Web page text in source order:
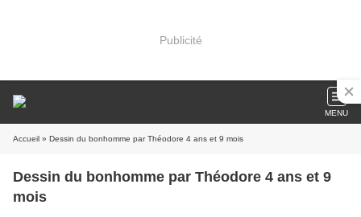
Publicité
MENU
Accueil » Dessin du bonhomme par Théodore 4 ans et 9 mois
Dessin du bonhomme par Théodore 4 ans et 9
mois